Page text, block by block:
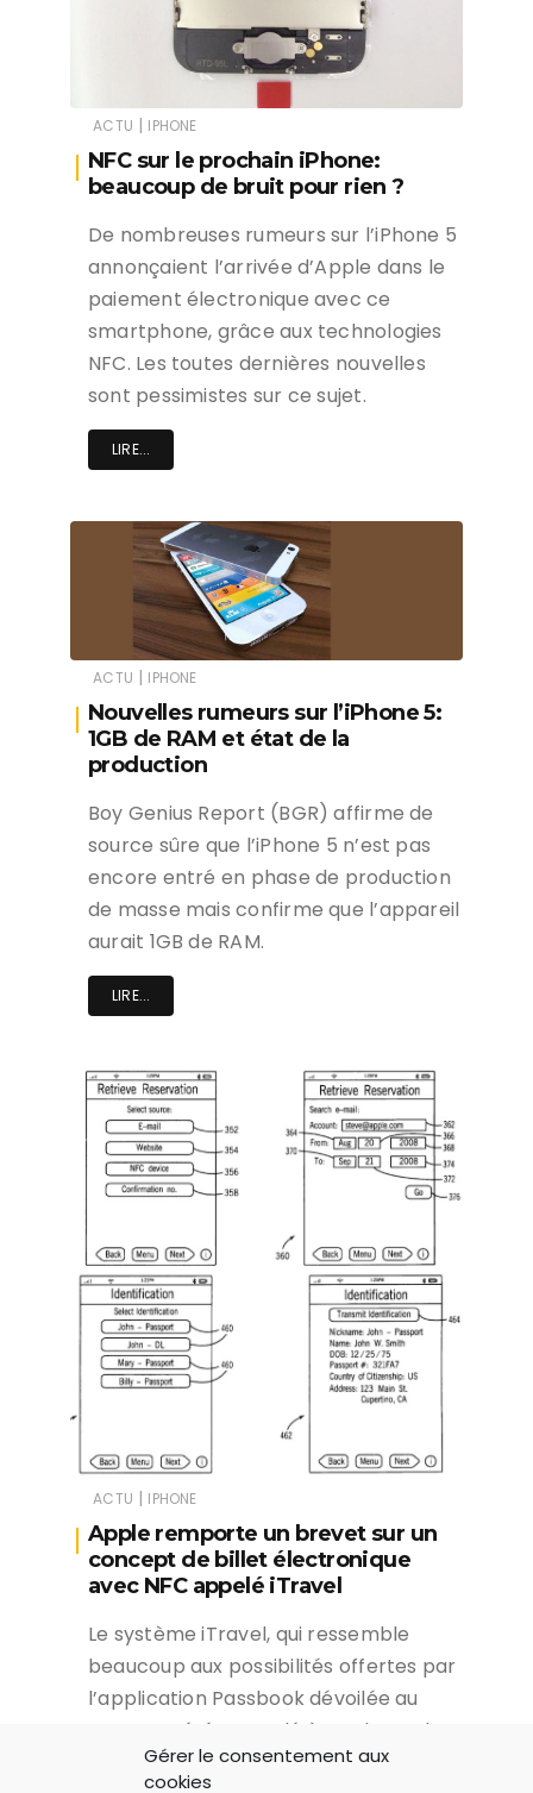
Gérer le consentement aux
cookies
ACTU | IPHONE
NFC sur le prochain iPhone:
beaucoup de bruit pour rien ?
De nombreuses rumeurs sur l’iPhone 5
annonçaient l’arrivée d’Apple dans le
paiement électronique avec ce
smartphone, grâce aux technologies
NFC. Les toutes dernières nouvelles
sont pessimistes sur ce sujet.
LIRE...
ACTU | IPHONE
Nouvelles rumeurs sur l’iPhone 5:
1GB de RAM et état de la
production
Boy Genius Report (BGR) affirme de
source sûre que l’iPhone 5 n’est pas
encore entré en phase de production
de masse mais confirme que l’appareil
aurait 1GB de RAM.
LIRE...
ACTU | IPHONE
Apple remporte un brevet sur un
concept de billet électronique
avec NFC appelé iTravel
Le système iTravel, qui ressemble
beaucoup aux possibilités offertes par
l’application Passbook dévoilée au
WWDC, a été accordé à Apple par le
bureau chargé de la propriété